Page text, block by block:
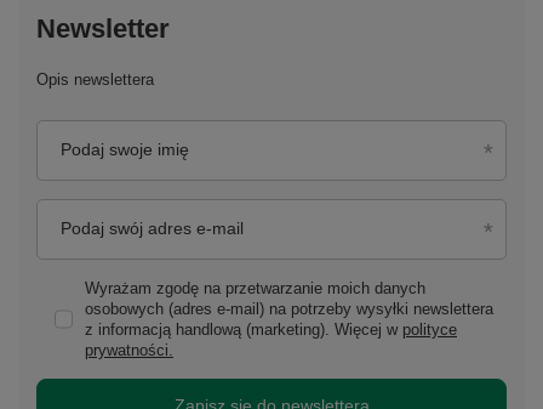
Newsletter
Opis newslettera
Podaj swoje imię
Podaj swój adres e-mail
Wyrażam zgodę na przetwarzanie moich danych
osobowych (adres e-mail) na potrzeby wysyłki newslettera
z informacją handlową (marketing). Więcej w polityce
prywatności.